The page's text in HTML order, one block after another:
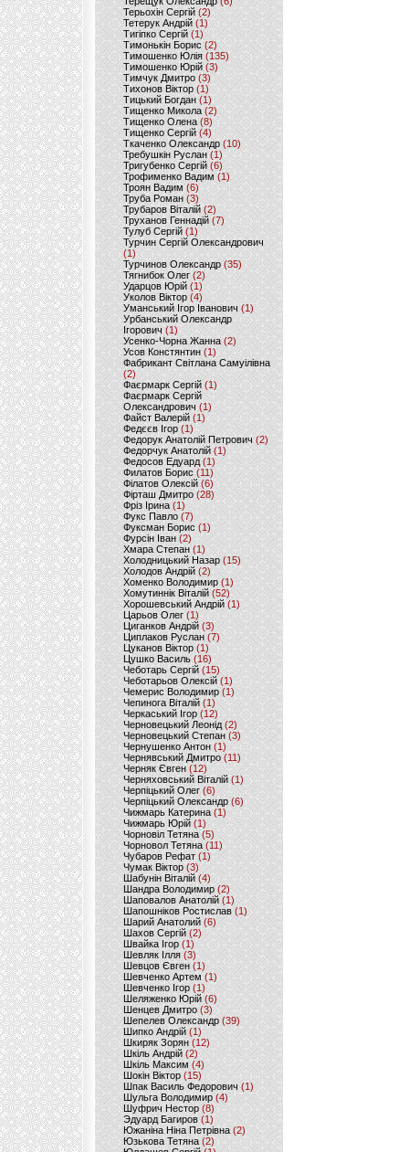
Терьохін Сергій (2)
Тетерук Андрій (1)
Тигіпко Сергій(1)
Тимонькін Борис (2)
Тимошенко Юлія (135)
Тимошенко Юрій(3)
Тимчук Дмитро (3)
Тихонов Віктор (1)
Тицький Богдан (1)
Тищенко Микола (2)
Тищенко Олена (8)
Тищенко Сергій (4)
Ткаченко Олександр (10)
Требушкін Руслан (1)
Тригубенко Сергій(6)
Трофименко Вадим (1)
Троян Вадим (6)
Труба Роман(3)
Трубаров Віталій (2)
Труханов Геннадій (7)
Тулуб Сергій(1)
Турчин Сергій Олександрович
(1)
Турчинов Олександр(35)
Тягнибок Олег (2)
Ударцов Юрій (1)
Уколов Віктор(4)
Уманський Ігор Іванович(1)
Урбанський Олександр
Ігорович (1)
Усенко-Чорна Жанна (2)
Усов Констянтин(1)
Фабрикант Світлана Самуілівна
(2)
Фаєрмарк Сергій(1)
Фаєрмарк Сергій
Олександрович (1)
Файст Валерій(1)
Федєєв Ігор (1)
Федорук Анатолій Петрович (2)
Федорчук Анатолій (1)
Федосов Едуард (1)
Филатов Борис (11)
Філатов Олексій (6)
Фірташ Дмитро (28)
Фріз Ірина (1)
Фукс Павло (7)
Фуксман Борис (1)
Фурсін Іван (2)
Хмара Степан(1)
Холодницький Назар(15)
Холодов Андрій (2)
Хоменко Володимир (1)
Хомутиннік Віталій (52)
Хорошевський Андрій (1)
Царьов Олег (1)
Циганков Андрій (3)
Циплаков Руслан(7)
Цуканов Віктор (1)
Цушко Василь (16)
Чеботарь Сергій (15)
Чеботарьов Олексій (1)
Чемерис Володимир (1)
Чепинога Віталій (1)
Черкаський Ігор (12)
Черновецький Леонід(2)
Черновецький Степан (3)
Чернушенко Антон (1)
Чернявський Дмитро(11)
Черняк Євген(12)
Черняховський Віталій (1)
Черпіцький Олег (6)
Черпіцький Олександр (6)
Чижмарь Катерина (1)
Чижмарь Юрій (1)
Чорновіл Тетяна (5)
Чорновол Тетяна (11)
Чубаров Рефат (1)
Чумак Віктор(3)
Шабунін Віталій (4)
Шандра Володимир (2)
Шаповалов Анатолій(1)
Шапошніков Ростислав(1)
Шарий Анатолий(6)
Шахов Сергій(2)
Швайка Ігор (1)
Шевляк Ілля (3)
Шевцов Євген (1)
Шевченко Артем(1)
Шевченко Ігор(1)
Шеляженко Юрій (6)
Шенцев Дмитро (3)
Шепелев Олександр (39)
Шипко Андрій(1)
Шкиряк Зорян(12)
Шкіль Андрій(2)
Шкіль Максим (4)
Шокін Віктор (15)
Шпак Василь Федорович (1)
Шульга Володимир (4)
Шуфрич Нестор(8)
Эдуард Багиров (1)
Южаніна Ніна Петрівна (2)
Юзькова Тетяна(2)